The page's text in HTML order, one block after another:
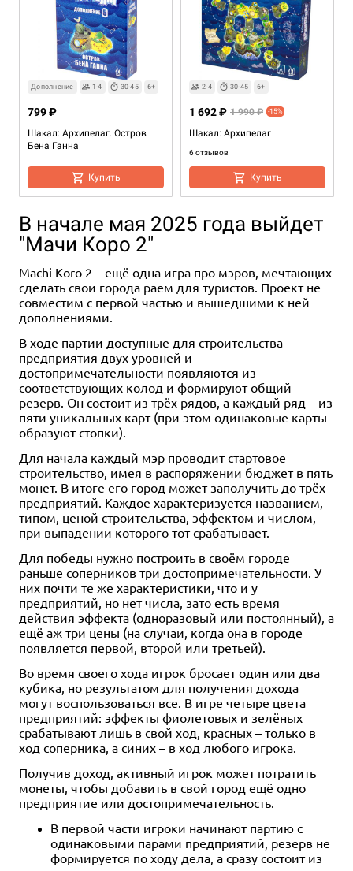
Дополнение 1-4 30-45 6+
Шакал: Архипелаг. Остров
Бена Ганна
799 ₽
Купить
2-4 30-45 6+
Шакал: Архипелаг
6 отзывов
1 692 ₽ 1 990 ₽ -15%
Купить
Цена скоро будет 0 ₽
Уведомить о наличии
В начале мая 2025 года выйдет
"Мачи Коро 2"
Machi Koro 2 – ещё одна игра про мэров, мечтающих
сделать свои города раем для туристов. Проект не
совместим с первой частью и вышедшими к ней
дополнениями.
В ходе партии доступные для строительства
предприятия двух уровней и
достопримечательности появляются из
соответствующих колод и формируют общий
резерв. Он состоит из трёх рядов, а каждый ряд – из
пяти уникальных карт (при этом одинаковые карты
образуют стопки).
Для начала каждый мэр проводит стартовое
строительство, имея в распоряжении бюджет в пять
монет. В итоге его город может заполучить до трёх
предприятий. Каждое характеризуется названием,
типом, ценой строительства, эффектом и числом,
при выпадении которого тот срабатывает.
Для победы нужно построить в своём городе
раньше соперников три достопримечательности. У
них почти те же характеристики, что и у
предприятий, но нет числа, зато есть время
действия эффекта (одноразовый или постоянный), а
ещё аж три цены (на случаи, когда она в городе
появляется первой, второй или третьей).
Во время своего хода игрок бросает один или два
кубика, но результатом для получения дохода
могут воспользоваться все. В игре четыре цвета
предприятий: эффекты фиолетовых и зелёных
срабатывают лишь в свой ход, красных – только в
ход соперника, а синих – в ход любого игрока.
Получив доход, активный игрок может потратить
монеты, чтобы добавить в свой город ещё одно
предприятие или достопримечательность.
В первой части игроки начинают партию с
одинаковыми парами предприятий, резерв не
формируется по ходу дела, а сразу состоит из